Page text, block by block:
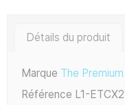
Détails du produit
Marque The
Référence L1-